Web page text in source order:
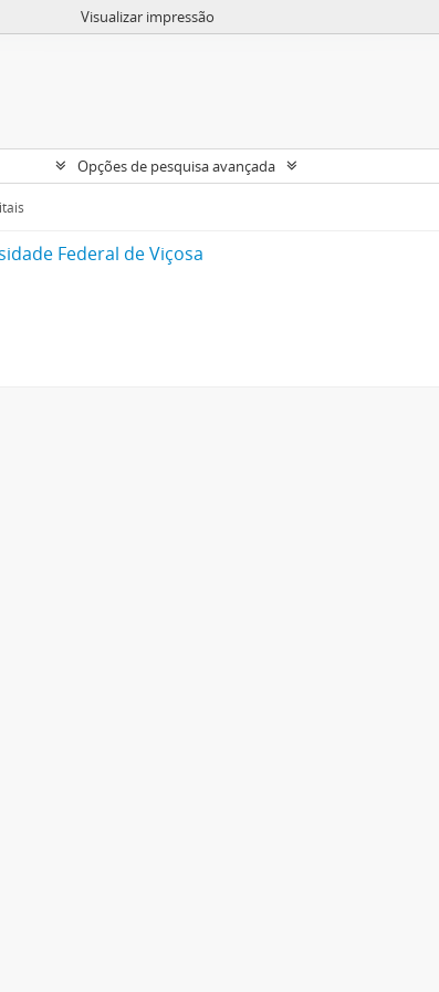
Visualizar impressão
Opções de pesquisa avançada
Federal de Viçosa